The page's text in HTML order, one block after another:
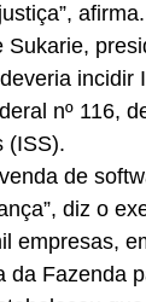
afirma.
nº 116,
(ISS).
de
diz o
empresas,
da Fazenda